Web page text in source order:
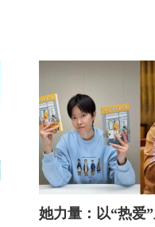
她力量：以“热爱